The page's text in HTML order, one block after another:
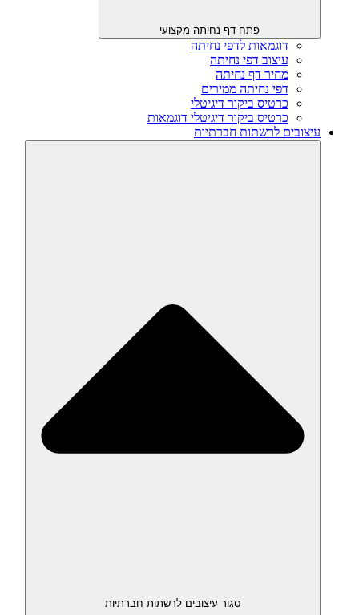
פתח דף נחיתה מקצועי
דוגמאות לדפי נחיתה
עיצוב דפי נחיתה
מחיר דף נחיתה
דפי נחיתה ממירים
כרטיס ביקור דיגיטלי
כרטיס ביקור דיגיטלי דוגמאות
עיצובים לרשתות חברתיות
סגור עיצובים לרשתות חברתיות